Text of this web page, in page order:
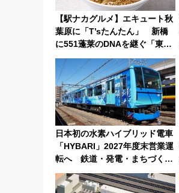
【駅ナカグルメ】エキュート秋
葉原に「T’sたんたん」 新橋
に551蓬莱のDNAを継ぐ「東京
豚饅」、オムライス専門店「肉
とたまご」新グルメ続々登場！
【2026年8月】
日本初の水素ハイブリッド電車
「HYBARI」2027年度末営業運
転へ 鉄道・発電・まちづくり
で水素利活用が加速